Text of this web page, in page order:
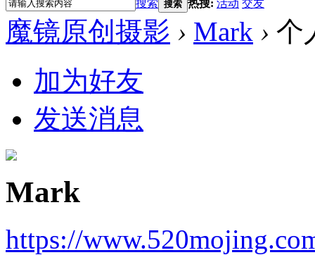
搜索 搜索 热搜: 活动 交友
魔镜原创摄影 › Mark › 个
加为好友
发送消息
Mark
https://